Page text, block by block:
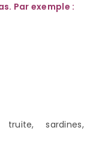
Par exemple :
truite, sardines,